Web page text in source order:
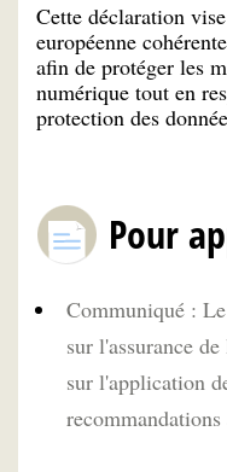
Cette déclaration
européenne
afin de protéger les
numérique tout en
protection des
Pour
Communiqué :
sur l'assurance
sur l'application